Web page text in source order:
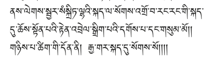
ནས་ལེགས་སྦྱར་སཾསྐྲིཏ་ལྷའི་སྐད་ལ་སོགས་འགྲོ་བ་རང་རང་གི་སྐད་
དུ་ཆོས་སྟོན་པའི་རྟེན་འབྲེལ་སྒྲིག་པའི་དགོས་པ་དང་གསུམ་མོ།།
གཉིས་པ་ཚིག་གི་དོན་ནི། རྒྱ་གར་སྐད་དུ་སོགས་སོ།། །།